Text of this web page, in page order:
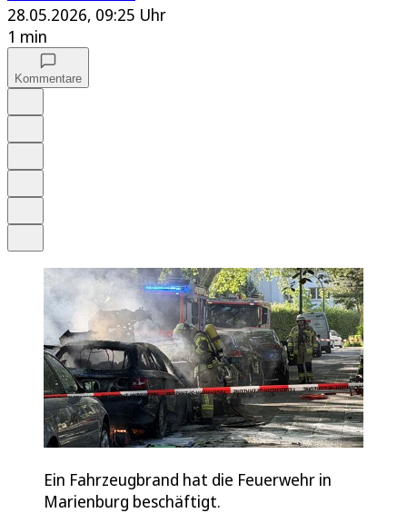
28.05.2026, 09:25 Uhr
1 min
Kommentare
Ein Fahrzeugbrand hat die Feuerwehr in
Marienburg beschäftigt.